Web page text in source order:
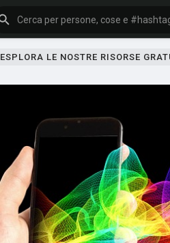
ESPLORA LE NOSTRE RISORSE